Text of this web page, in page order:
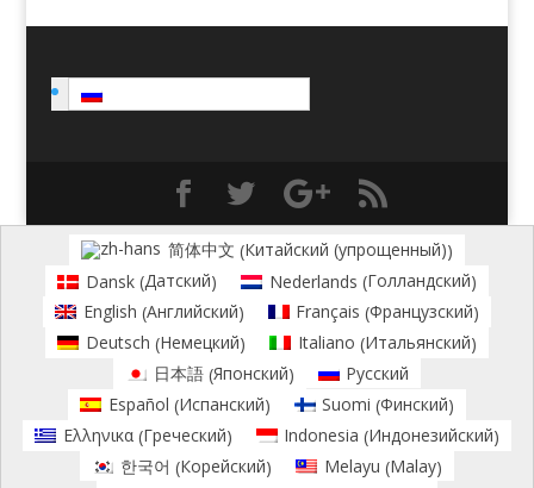
简体中文 (Китайский (упрощенный))
Dansk (Датский) Nederlands (Голландский)
English (Английский) Français (Французский)
Deutsch (Немецкий) Italiano (Итальянский)
日本語(Японский)
Русский
Español (Испанский) Suomi (Финский)
Ελληνικα(Греческий) Indonesia (Индонезийский)
한국어 (Корейский) Melayu (Malay)